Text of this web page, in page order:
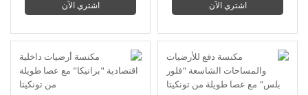
اشتري الآن اشتري الآن